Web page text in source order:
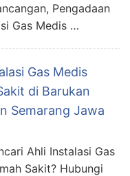
Pengadaan
Gas Medis …
Gas Medis
di Barukan
Semarang Jawa
Ahli Instalasi Gas
Sakit? Hubungi